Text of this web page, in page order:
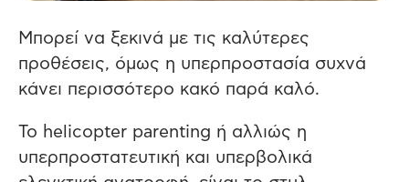
Μπορεί να ξεκινά με τις καλύτερες
προθέσεις, όμως η υπερπροστασία συχνά
κάνει περισσότερο κακό παρά καλό.
Το helicopter parenting ή αλλιώς η
υπερπροστατευτική και υπερβολικά